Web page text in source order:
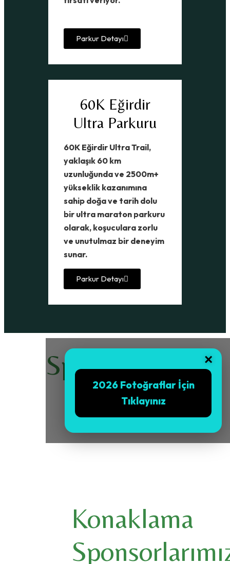
Parkur Detayı
60K Eğirdir
Ultra Parkuru
60K Eğirdir Ultra Trail,
yaklaşık 60 km
uzunluğunda ve 2500m+
yükseklik kazanımına
sahip doğa ve tarih dolu
bir ultra maraton parkuru
olarak, koşuculara zorlu
ve unutulmaz bir deneyim
sunar.
Parkur Detayı
×
2026 Fotoğraflar İçin
Tıklayınız
Sponsorlarımız
Konaklama